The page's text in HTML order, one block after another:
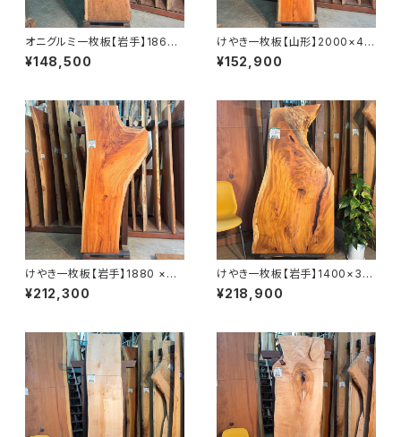
オニグルミ一枚板【岩手】1860×
410~610×45㎜【オイル塗装
仕上げ済み】
¥148,500
けやき一枚板【山形】2000×44
0~480×58㎜【オイル塗装 仕
上げ済み】
¥152,900
けやき一枚板【岩手】1880 ×44
0~770×45㎜【オイル塗装 仕
上げ済み】
¥212,300
けやき一枚板【岩手】1400×30
0~780×45㎜【オイル塗装 仕
上げ済み】
¥218,900